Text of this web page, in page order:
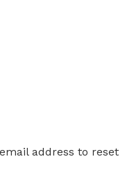
address to reset